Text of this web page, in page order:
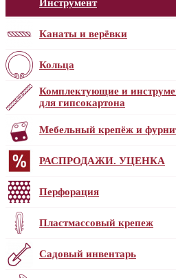
Инструмент
Канаты и верёвки
Кольца
Комплектующие и
для гипсокартона
Мебельный крепёж и
РАСПРОДАЖИ. УЦЕНКА
Перфорация
Пластмассовый крепеж
Садовый инвентарь